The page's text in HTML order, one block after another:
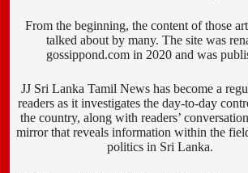
From the beginning, the content of those
talked about by many. The site was
gossippond.com in 2020 and was
JJ Sri Lanka Tamil News has become a
readers as it investigates the day-to-day
the country, along with readers’
mirror that reveals information within the
politics in Sri Lanka.